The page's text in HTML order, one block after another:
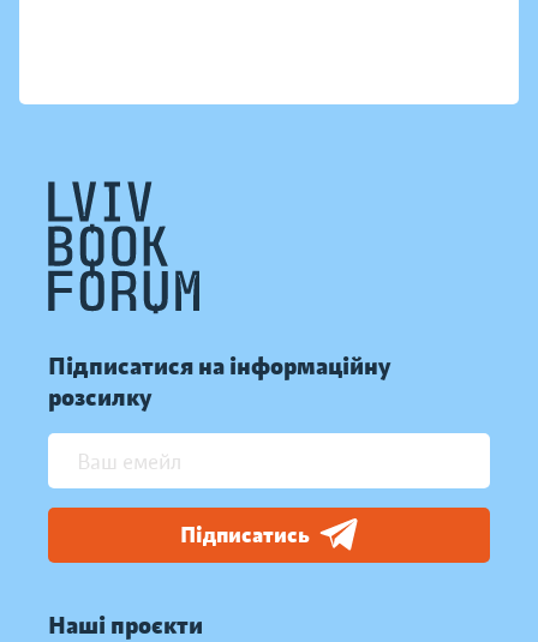
Підписатися на інформаційну
розсилку
Підписатись
Наші проєкти